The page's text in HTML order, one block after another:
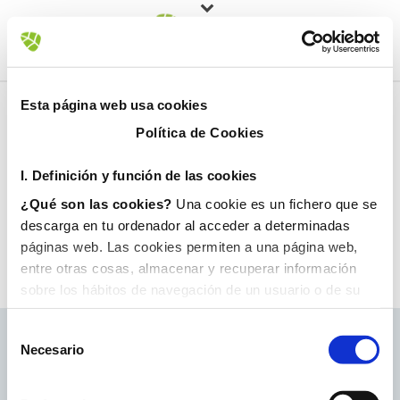
Esta página web usa cookies
Política de Cookies
I. Definición y función de las cookies
¿Qué son las cookies? Una cookie es un fichero que se
descarga en tu ordenador al acceder a determinadas
páginas web. Las cookies permiten a una página web,
entre otras cosas, almacenar y recuperar información
sobre los hábitos de navegación de un usuario o de su
equipo y, dependiendo de la información que contengan y
de la forma en que utilice su equipo, pueden utilizarse
para reconocer al usuario.
Necesario